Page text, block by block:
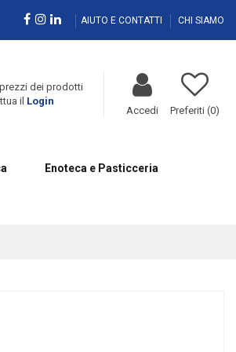
AIUTO E CONTATTI CHI SIAMO
dei prodotti
il Login
Accedi Preferiti (0)
Enoteca e Pasticceria